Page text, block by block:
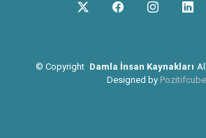
© Copyright Damla İnsan Kaynakları
Designed by Pozitifcube